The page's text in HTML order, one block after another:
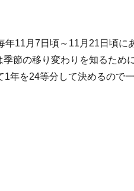
年11月7日頃～11月21日頃に
節の移り変わりを知るため
年を24等分して決めるので